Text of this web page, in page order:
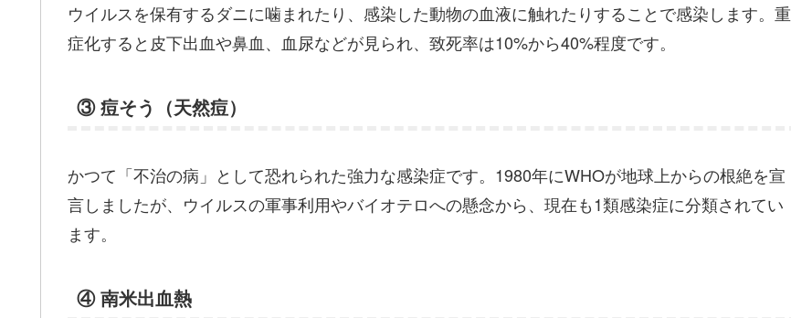
ウイルスを保有するダニに噛まれたり、感染した動物の血液に触れたりすることで感染します。重
症化すると皮下出血や鼻血、血尿などが見られ、致死率は10%から40%程度です。
③ 痘そう（天然痘）
かつて「不治の病」として恐れられた強力な感染症です。1980年にWHOが地球上からの根絶を宣
言しましたが、ウイルスの軍事利用やバイオテロへの懸念から、現在も1類感染症に分類されてい
ます。
④ 南米出血熱